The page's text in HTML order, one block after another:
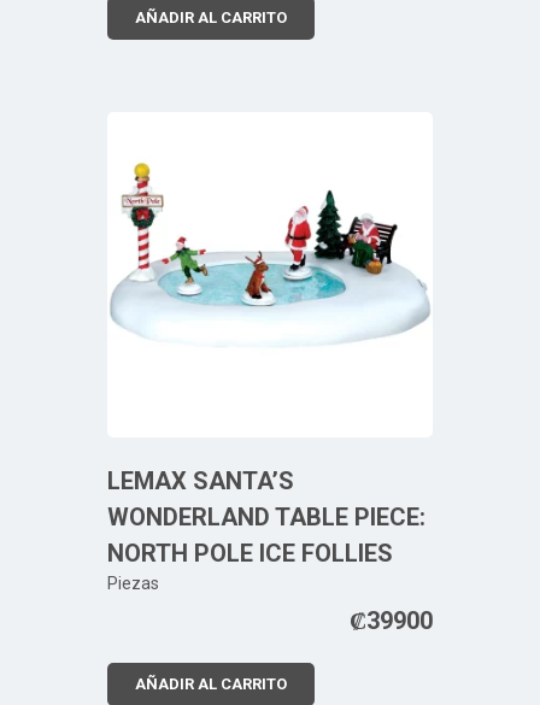
AÑADIR AL CARRITO
LEMAX SANTA’S
WONDERLAND TABLE PIECE:
NORTH POLE ICE FOLLIES
Piezas
₡39900
AÑADIR AL CARRITO